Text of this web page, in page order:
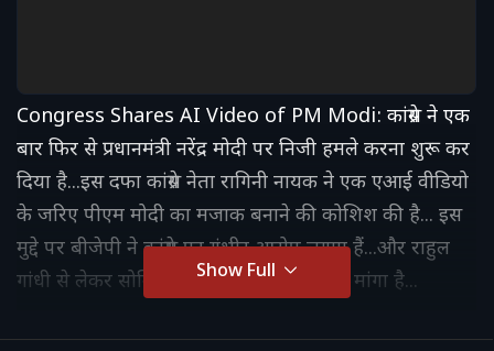
Congress Shares AI Video of PM Modi: कांग्रेस ने एक
बार फिर से प्रधानमंत्री नरेंद्र मोदी पर निजी हमले करना शुरू कर
दिया है...इस दफा कांग्रेस नेता रागिनी नायक ने एक एआई वीडियो
के जरिए पीएम मोदी का मजाक बनाने की कोशिश की है... इस
मुद्दे पर बीजेपी ने कांग्रेस पर गंभीर आरोप लगाए हैं...और राहुल
गांधी से लेकर सोनिया से AI वीडियो पर जवाब मांगा है...
Show Full